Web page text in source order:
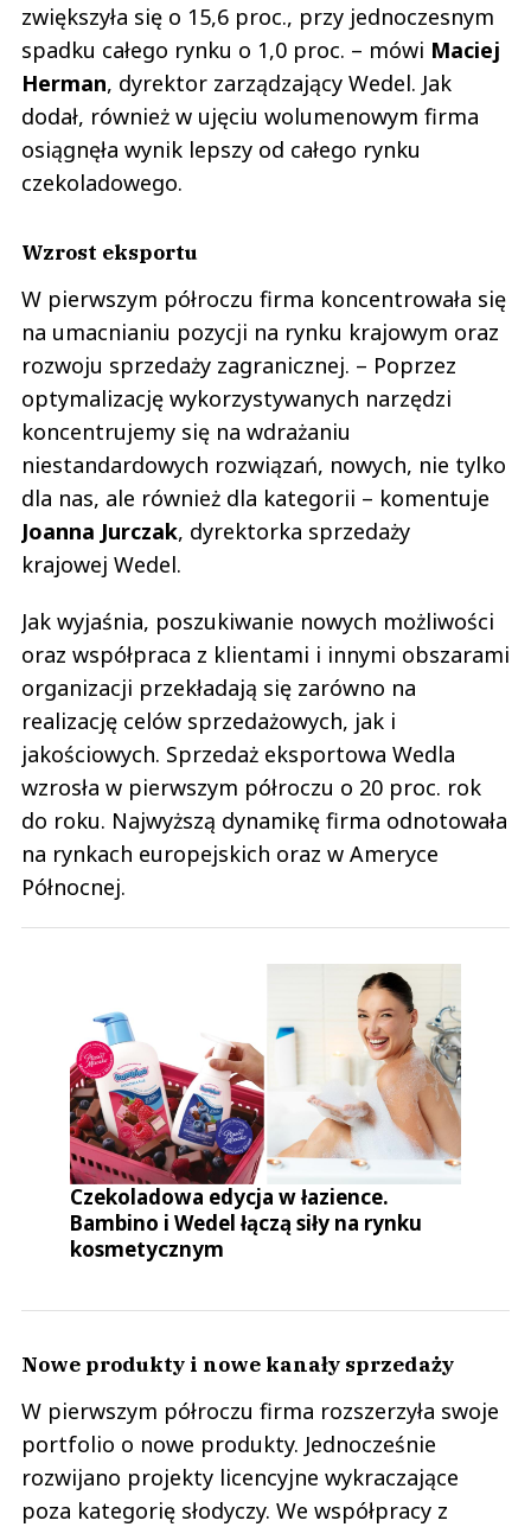
zwiększyła się o 15,6 proc., przy jednoczesnym
spadku całego rynku o 1,0 proc. – mówi Maciej
Herman, dyrektor zarządzający Wedel. Jak
dodał, również w ujęciu wolumenowym firma
osiągnęła wynik lepszy od całego rynku
czekoladowego.
Wzrost eksportu
W pierwszym półroczu firma koncentrowała się
na umacnianiu pozycji na rynku krajowym oraz
rozwoju sprzedaży zagranicznej. – Poprzez
optymalizację wykorzystywanych narzędzi
koncentrujemy się na wdrażaniu
niestandardowych rozwiązań, nowych, nie tylko
dla nas, ale również dla kategorii – komentuje
Joanna Jurczak, dyrektorka sprzedaży
krajowej Wedel.
Jak wyjaśnia, poszukiwanie nowych możliwości
oraz współpraca z klientami i innymi obszarami
organizacji przekładają się zarówno na
realizację celów sprzedażowych, jak i
jakościowych. Sprzedaż eksportowa Wedla
wzrosła w pierwszym półroczu o 20 proc. rok
do roku. Najwyższą dynamikę firma odnotowała
na rynkach europejskich oraz w Ameryce
Północnej.
Czekoladowa edycja w łazience.
Bambino i Wedel łączą siły na rynku
kosmetycznym
Nowe produkty i nowe kanały sprzedaży
W pierwszym półroczu firma rozszerzyła swoje
portfolio o nowe produkty. Jednocześnie
rozwijano projekty licencyjne wykraczające
poza kategorię słodyczy. We współpracy z